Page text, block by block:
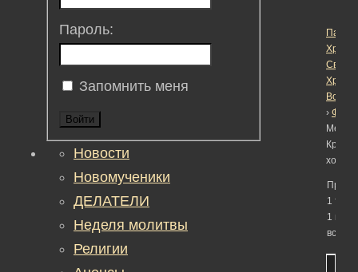
Пасха
›
Метка:
ход
1
1 по 1
всего)
Пароль:
Запомнить меня
Войти
Новости
Новомученики
ДЕЛАТЕЛИ
Неделя молитвы
Религии